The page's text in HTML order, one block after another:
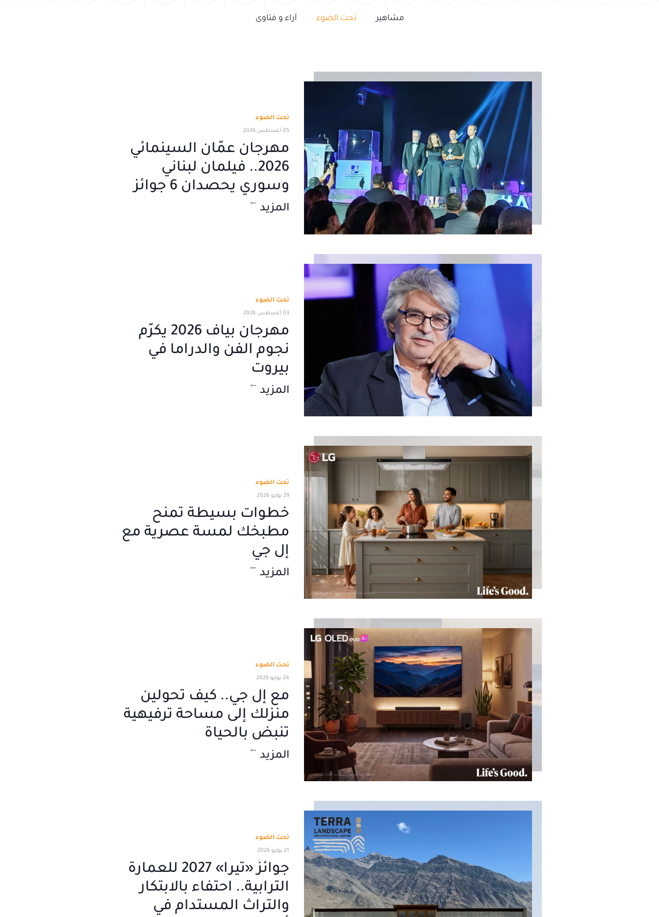
مشاهير تحت الضوء آراء و فتاوى
تحت الضوء
05 أغسطس 2026
مهرجان عمّان السينمائي
2026.. فيلمان لبناني
وسوري يحصدان 6 جوائز
المزيد
تحت الضوء
03 أغسطس 2026
مهرجان بياف 2026 يكرّم
نجوم الفن والدراما في
بيروت
المزيد
تحت الضوء
29 يوليو 2026
خطوات بسيطة تمنح
مطبخك لمسة عصرية مع
إل جي
المزيد
تحت الضوء
24 يوليو 2026
مع إل جي.. كيف تحولين
منزلك إلى مساحة ترفيهية
تنبض بالحياة
المزيد
تحت الضوء
21 يوليو 2026
جوائز «تيرا» 2027 للعمارة
الترابية.. احتفاء بالابتكار
والتراث المستدام في